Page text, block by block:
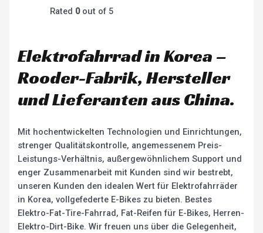
Rated 0out of 5
Elektrofahrrad in Korea –
Rooder-Fabrik, Hersteller
und Lieferanten aus China.
Mit hochentwickelten Technologien und Einrichtungen,
strenger Qualitätskontrolle, angemessenem Preis-
Leistungs-Verhältnis, außergewöhnlichem Support und
enger Zusammenarbeit mit Kunden sind wir bestrebt,
unseren Kunden den idealen Wert für Elektrofahrräder
in Korea, vollgefederte E-Bikes zu bieten. Bestes
Elektro-Fat-Tire-Fahrrad, Fat-Reifen für E-Bikes, Herren-
Elektro-Dirt-Bike. Wir freuen uns über die Gelegenheit,